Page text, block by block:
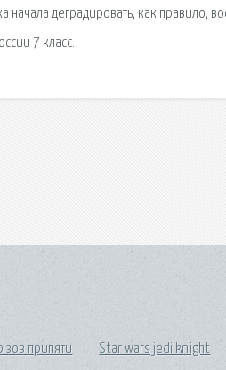
начала деградировать, как правило,
7 класс.
зов припяти
Star wars jedi knight